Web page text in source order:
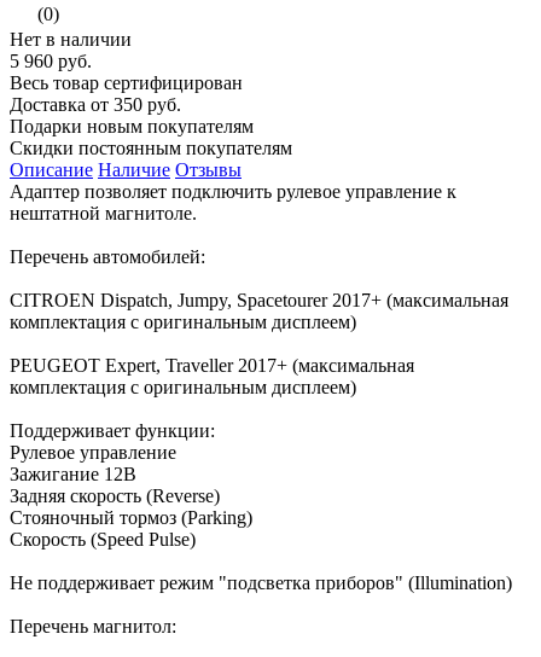
(0)
Нет в наличии
5 960 руб.
Весь товар сертифицирован
Доставка от 350 руб.
Подарки новым покупателям
Скидки постоянным покупателям
Описание Наличие Отзывы
Адаптер позволяет подключить рулевое управление к
нештатной магнитоле.
Перечень автомобилей:
CITROEN Dispatch, Jumpy, Spacetourer 2017+ (максимальная
комплектация с оригинальным дисплеем)
PEUGEOT Expert, Traveller 2017+ (максимальная
комплектация с оригинальным дисплеем)
Поддерживает функции:
Рулевое управление
Зажигание 12В
Задняя скорость (Reverse)
Стояночный тормоз (Parking)
Скорость (Speed Pulse)
Не поддерживает режим "подсветка приборов" (Illumination)
Перечень магнитол: